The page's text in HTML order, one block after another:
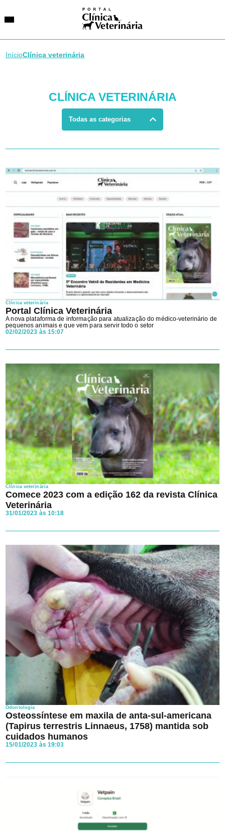
Entidades
InícioClínica veterinária
CLÍNICA VETERINÁRIA
Todas as categorias
Clínica veterinária
Portal Clínica Veterinária
A nova plataforma de informação para atualização do médico-veterinário de
pequenos animais e que vem para servir todo o setor
02/02/2023 às 15:07
Clínica veterinária
Comece 2023 com a edição 162 da revista Clínica
Veterinária
31/01/2023 às 10:18
Odontologia
Osteossíntese em maxila de anta-sul-americana
(Tapirus terrestris Linnaeus, 1758) mantida sob
cuidados humanos
15/01/2023 às 19:03